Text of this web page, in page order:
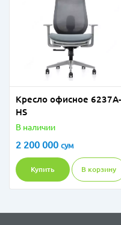
Кресло офисное 6237A-
HS
В наличии
2 200 000 сум
Купить В корзину